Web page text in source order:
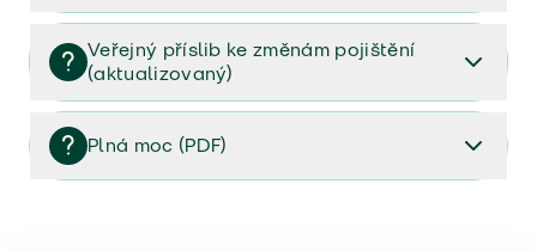
Informace o zpracování osobních údajů (PDF)
Veřejný příslib ke změnám pojištění
(aktualizovaný)
Veřejný příslib ke změnám pojištění (aktualizovaný)
Plná moc (PDF)